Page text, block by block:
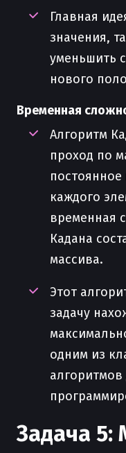
Главная
значения,
уменьшить
нового
Временная
Алгоритм
проход по
каждого
временная
Кадана
массива.
Этот
задачу
одним из
алгоритмов
Задача 5: